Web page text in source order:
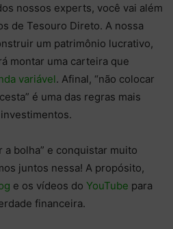
nossos experts, você vai além
de Tesouro Direto. A nossa
um patrimônio lucrativo,
montar uma carteira que
variável. Afinal, “não colocar
é uma das regras mais
a bolha” e conquistar muito
juntos nessa! A propósito,
e os vídeos do YouTube para
financeira.